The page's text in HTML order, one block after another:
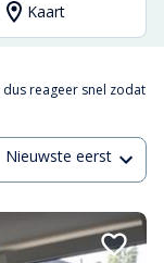
Kaart
dus reageer snel zodat
Nieuwste eerst